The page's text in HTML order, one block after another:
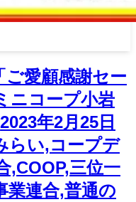
ご愛顧感謝セー
ニコープ小岩
年2月25日
らい,コープデ
,COOP,三位一
業連合,普通の